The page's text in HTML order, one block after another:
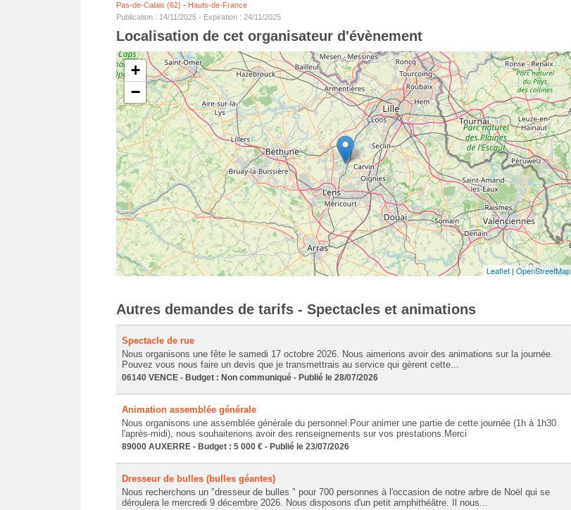
Pas-de-Calais (62) - Hauts-de-France
Publication : 14/11/2025 - Expiration : 24/11/2025
Localisation de cet organisateur d'évènement
+
−
Leaflet| OpenStreetMap
Autres demandes de tarifs - Spectacles et animations
Spectacle de rue
Nous organisons une fête le samedi 17 octobre 2026. Nous aimerions avoir des animations sur la journée.
Pouvez vous nous faire un devis que je transmettrais au service qui gèrent cette...
06140 VENCE - Budget : Non communiqué - Publié le 28/07/2026
Animation assemblée générale
Nous organisons une assemblée générale du personnel.Pour animer une partie de cette journée (1h à 1h30
l'après-midi), nous souhaiterions avoir des renseignements sur vos prestations.Merci
89000 AUXERRE - Budget : 5 000 € - Publié le 23/07/2026
Dresseur de bulles (bulles géantes)
Nous recherchons un "dresseur de bulles " pour 700 personnes à l'occasion de notre arbre de Noël qui se
déroulera le mercredi 9 décembre 2026. Nous disposons d'un petit amphithéâtre. Il nous...